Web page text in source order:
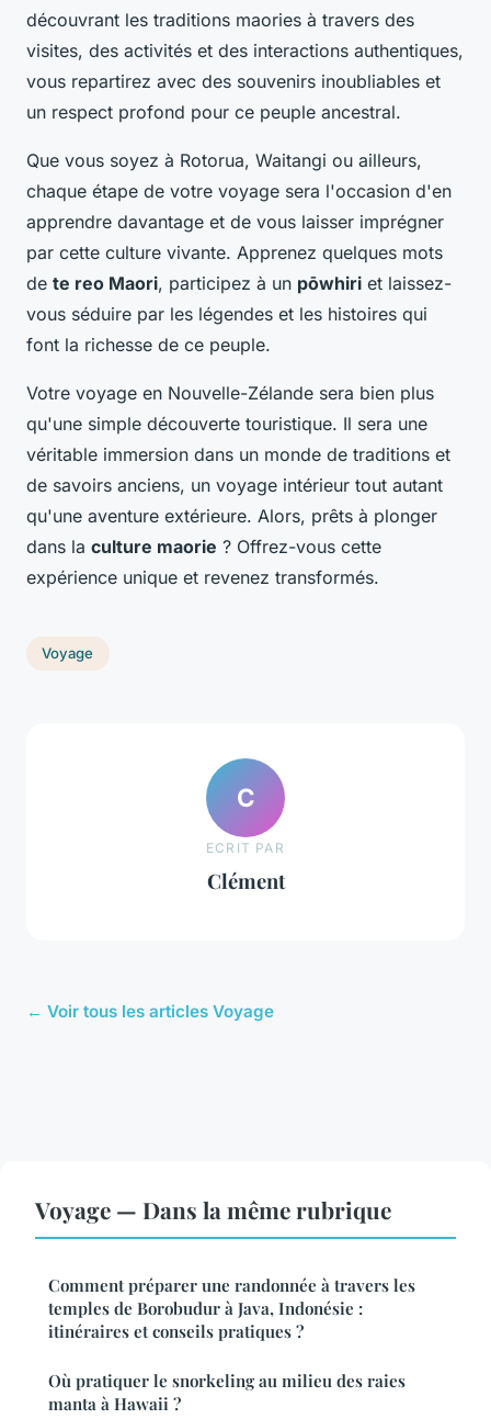
découvrant les traditions maories à travers des
visites, des activités et des interactions authentiques,
vous repartirez avec des souvenirs inoubliables et
un respect profond pour ce peuple ancestral.
Que vous soyez à Rotorua, Waitangi ou ailleurs,
chaque étape de votre voyage sera l'occasion d'en
apprendre davantage et de vous laisser imprégner
par cette culture vivante. Apprenez quelques mots
de te reo Maori, participez à un pōwhiri et laissez-
vous séduire par les légendes et les histoires qui
font la richesse de ce peuple.
Votre voyage en Nouvelle-Zélande sera bien plus
qu'une simple découverte touristique. Il sera une
véritable immersion dans un monde de traditions et
de savoirs anciens, un voyage intérieur tout autant
qu'une aventure extérieure. Alors, prêts à plonger
dans la culture maorie ? Offrez-vous cette
expérience unique et revenez transformés.
Voyage
C
ECRIT PAR
Clément
← Voir tous les articles Voyage
Voyage — Dans la même rubrique
Comment préparer une randonnée à travers les
temples de Borobudur à Java, Indonésie :
itinéraires et conseils pratiques ?
Où pratiquer le snorkeling au milieu des raies
manta à Hawaii ?